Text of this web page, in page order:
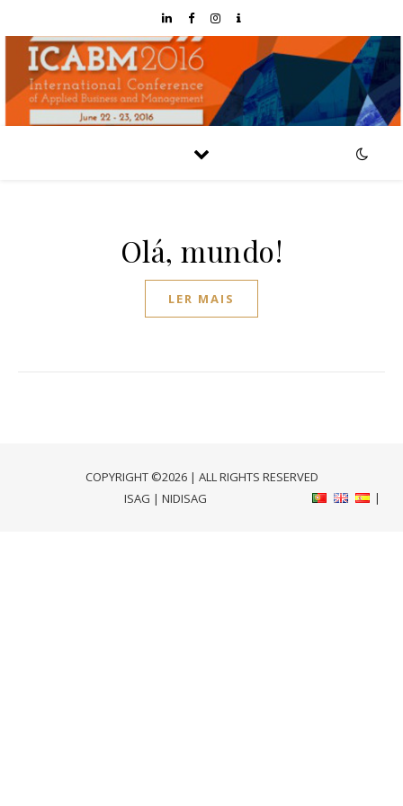
Olá, mundo!
LER MAIS
COPYRIGHT ©2026 | ALL RIGHTS RESERVED
ISAG | NIDISAG